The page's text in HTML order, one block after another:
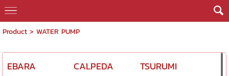
Product> WATER PUMP
EBARA CALPEDA
TSURUMI